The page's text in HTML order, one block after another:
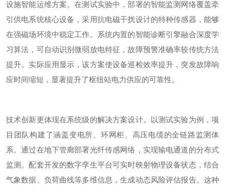
设施智能运维方案。在测试实验中，部署的智能监测网络覆盖牵
引供电系统核心设备，采用抗电磁干扰设计的特种传感器，能够
在强磁场环境中稳定工作。系统内置的智能诊断引擎融合深度学
习算法，可自动识别微弱放电特征，故障预警准确率较传统方法
提升。实际应用显示，该方案使设备巡检效率提升，突发故障响
应时间缩短，显著提升了枢纽站电力供应的可靠性。
技术创新更体现在系统级的解决方案设计。以测试实验为例，项
目团队构建了涵盖变电所、环网柜、高压电缆的全链路监测体
系。通过在地下管廊部署光纤传感网络，实现输电通道的分布式
监测。配套开发的数字孪生平台可实时映射物理设备状态，结合
气象数据、负荷曲线等多维信息，生成动态风险评估报告。这种